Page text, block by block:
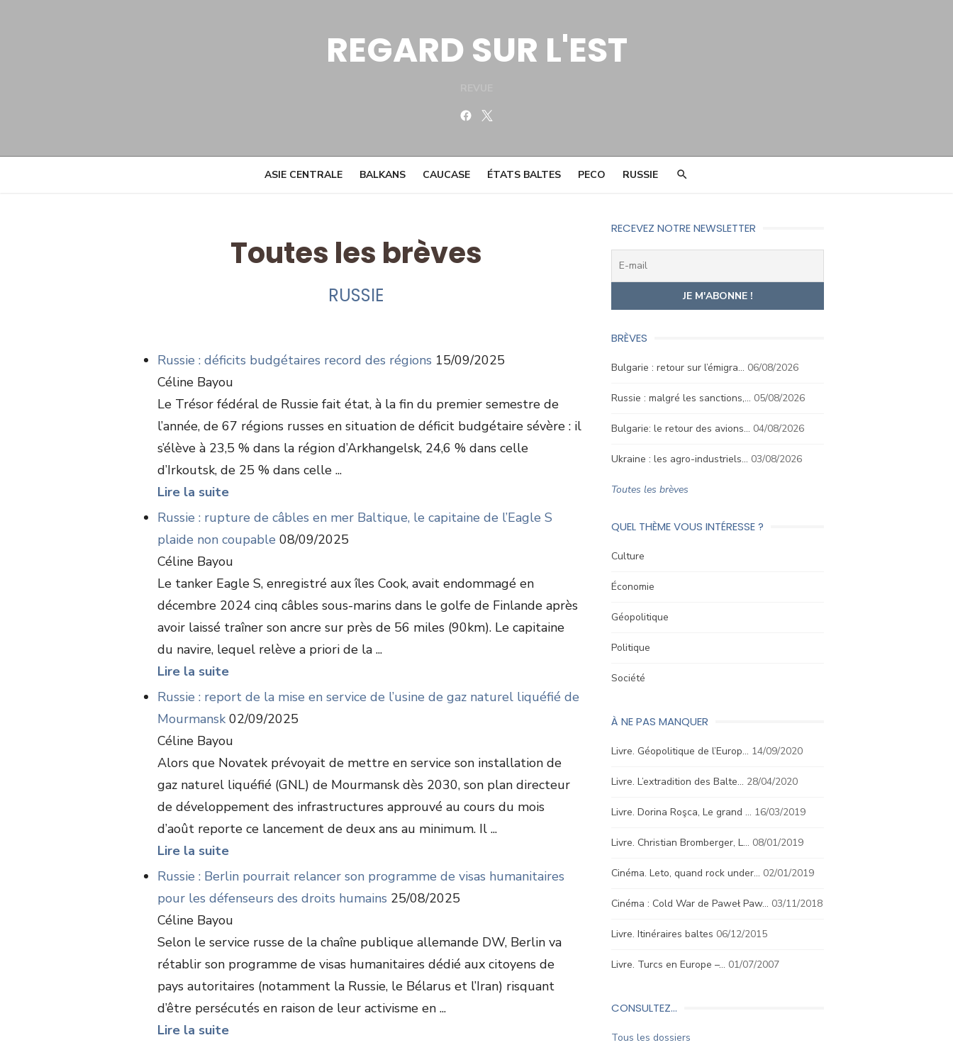
REGARD SUR L'EST
Facebook
ASIE CENTRALE BALKANS CAUCASE ÉTATS BALTES PECO RUSSIE
Toutes les brèves
RUSSIE
Russie : déficits budgétaires record des régions 15/09/2025
Céline Bayou
Le Trésor fédéral de Russie fait état, à la fin du premier semestre de
l’année, de 67 régions russes en situation de déficit budgétaire sévère : il
s’élève à 23,5 % dans la région d’Arkhangelsk, 24,6 % dans celle
d’Irkoutsk, de 25 % dans celle ...
Lire la suite
Russie : rupture de câbles en mer Baltique, le capitaine de l’Eagle S
plaide non coupable 08/09/2025
Céline Bayou
Le tanker Eagle S, enregistré aux îles Cook, avait endommagé en
décembre 2024 cinq câbles sous-marins dans le golfe de Finlande après
avoir laissé traîner son ancre sur près de 56 miles (90km). Le capitaine
du navire, lequel relève a priori de la ...
Lire la suite
Russie : report de la mise en service de l’usine de gaz naturel liquéfié de
Mourmansk 02/09/2025
Céline Bayou
Alors que Novatek prévoyait de mettre en service son installation de
gaz naturel liquéfié (GNL) de Mourmansk dès 2030, son plan directeur
de développement des infrastructures approuvé au cours du mois
d’août reporte ce lancement de deux ans au minimum. Il ...
Lire la suite
Russie : Berlin pourrait relancer son programme de visas humanitaires
pour les défenseurs des droits humains 25/08/2025
Céline Bayou
Selon le service russe de la chaîne publique allemande DW, Berlin va
rétablir son programme de visas humanitaires dédié aux citoyens de
pays autoritaires (notamment la Russie, le Bélarus et l’Iran) risquant
d’être persécutés en raison de leur activisme en ...
Lire la suite
RECEVEZ NOTRE NEWSLETTER
BRÈVES
Bulgarie : retour sur l’émigra… 06/08/2026
Russie : malgré les sanctions,… 05/08/2026
Bulgarie: le retour des avions… 04/08/2026
Ukraine : les agro-industriels… 03/08/2026
Toutes les brèves
QUEL THÈME VOUS INTÉRESSE ?
Culture
Économie
Géopolitique
Politique
Société
À NE PAS MANQUER
Livre. Géopolitique de l’Europ… 14/09/2020
Livre. L’extradition des Balte… 28/04/2020
Livre. Dorina Roşca, Le grand … 16/03/2019
Livre. Christian Bromberger, L… 08/01/2019
Cinéma. Leto, quand rock under… 02/01/2019
Cinéma : Cold War de Paweł Paw… 03/11/2018
Livre. Itinéraires baltes 06/12/2015
Livre. Turcs en Europe –… 01/07/2007
CONSULTEZ…
Tous les dossiers